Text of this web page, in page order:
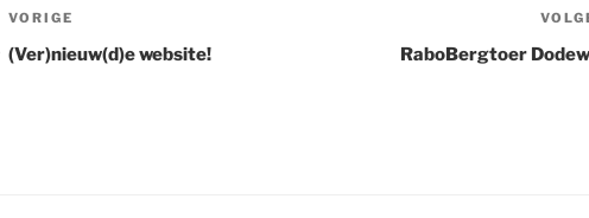
Bericht
navigatie
Vorig
bericht
VORIGE
(Ver)nieuw(d)e website! RaboBergtoer